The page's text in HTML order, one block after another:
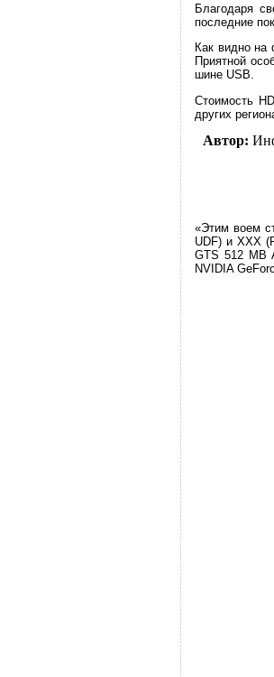
Благодаря
последние
Как видно на
Приятной
шине USB.
Стоимость
других
Автор:
«Этим воем
UDF) и XXX
GTS 512 MB
NVIDIA